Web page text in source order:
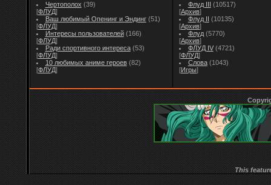
Чертополох (39)
[ФЛУД]
Ваш любимый Опенинг и Эндинг (51)
[ФЛУД]
Интересы пользователей (166)
[ФЛУД]
Ради спортивного интереса (53)
[ФЛУД]
10 любимых аниме героев (82)
[ФЛУД]
Флуд III (10517)
[Архив]
Флуд II (10135)
[Архив]
Флуд (5770)
[Архив]
ФЛУД IV (4721)
[ФЛУД]
Слова (1043)
[Игры]
This